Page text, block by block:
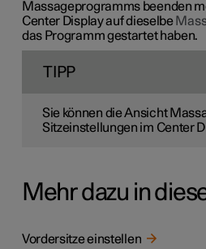
Massageprogramms beenden
Center Display auf dieselbe
das Programm gestartet haben.
TIPP
Sie können die Ansicht
Sitzeinstellungen im Center
Mehr dazu in
Vordersitze einstellen